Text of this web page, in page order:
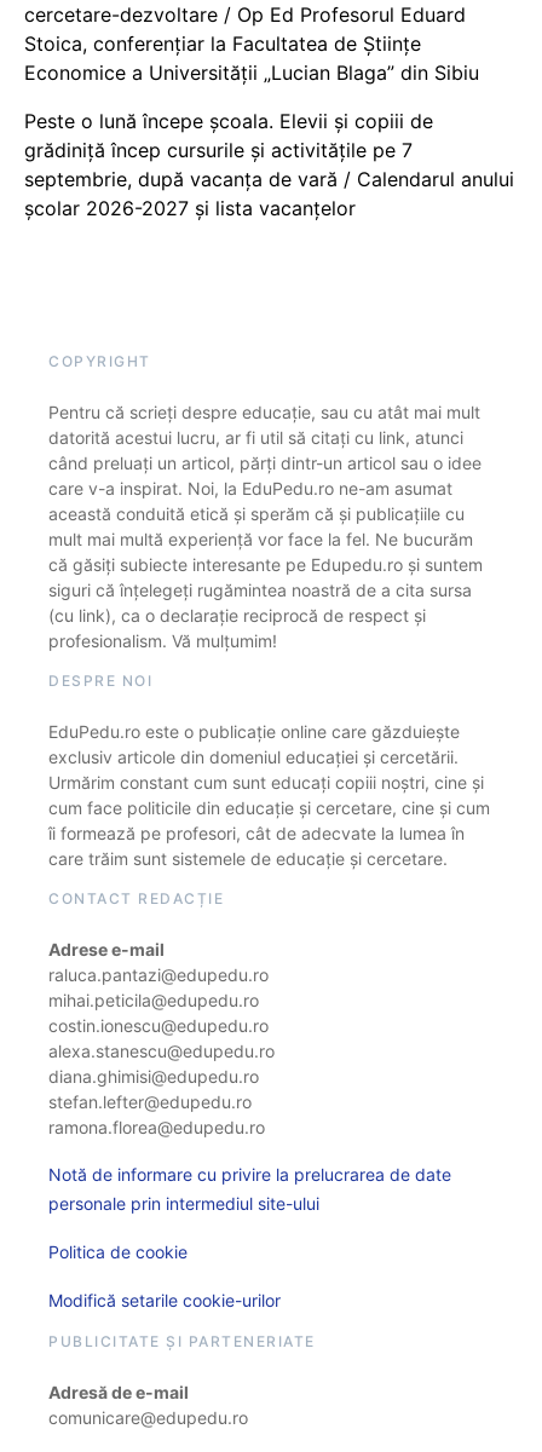
cercetare-dezvoltare / Op Ed Profesorul Eduard
Stoica, conferențiar la Facultatea de Științe
Economice a Universității „Lucian Blaga” din Sibiu
Peste o lună începe școala. Elevii și copiii de
grădiniță încep cursurile și activitățile pe 7
septembrie, după vacanța de vară / Calendarul anului
școlar 2026-2027 și lista vacanțelor
COPYRIGHT
Pentru că scrieți despre educație, sau cu atât mai mult
datorită acestui lucru, ar fi util să citați cu link, atunci
când preluați un articol, părți dintr-un articol sau o idee
care v-a inspirat. Noi, la EduPedu.ro ne-am asumat
această conduită etică și sperăm că și publicațiile cu
mult mai multă experiență vor face la fel. Ne bucurăm
că găsiți subiecte interesante pe Edupedu.ro și suntem
siguri că înțelegeți rugămintea noastră de a cita sursa
(cu link), ca o declarație reciprocă de respect și
profesionalism. Vă mulțumim!
DESPRE NOI
EduPedu.ro este o publicație online care găzduiește
exclusiv articole din domeniul educației și cercetării.
Urmărim constant cum sunt educați copiii noștri, cine și
cum face politicile din educație și cercetare, cine și cum
îi formează pe profesori, cât de adecvate la lumea în
care trăim sunt sistemele de educație și cercetare.
CONTACT REDACȚIE
Adrese e-mail
raluca.pantazi@edupedu.ro
mihai.peticila@edupedu.ro
costin.ionescu@edupedu.ro
alexa.stanescu@edupedu.ro
diana.ghimisi@edupedu.ro
stefan.lefter@edupedu.ro
ramona.florea@edupedu.ro
Notă de informare cu privire la prelucrarea de date
personale prin intermediul site-ului
Politica de cookie
Modifică setarile cookie-urilor
PUBLICITATE ȘI PARTENERIATE
Adresă de e-mail
comunicare@edupedu.ro